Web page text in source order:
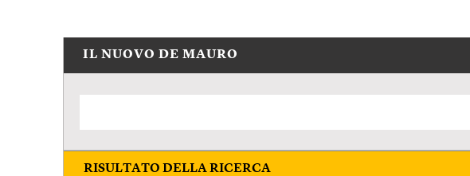
IL NUOVO DE MAURO
RISULTATO DELLA RICERCA